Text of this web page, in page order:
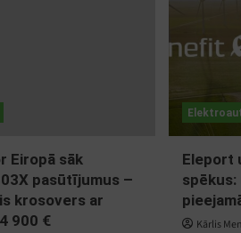
Eiropā sāk
pasūtījumus –
krosovers ar
900 €
Eleport
spēkus:
Kārlis